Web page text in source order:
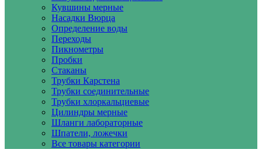
Кувшины мерные
Насадки Вюрца
Определение воды
Переходы
Пикнометры
Пробки
Стаканы
Трубки Карстена
Трубки соединительные
Трубки хлоркальциевые
Цилиндры мерные
Шланги лабораторные
Шпатели, ложечки
Все товары категории